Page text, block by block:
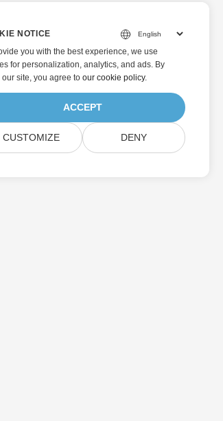
NOTICE
you with the best experience, we use
for personalization, analytics, and ads. By
site, you agree to our cookie policy.
ACCEPT
CUSTOMIZE DENY